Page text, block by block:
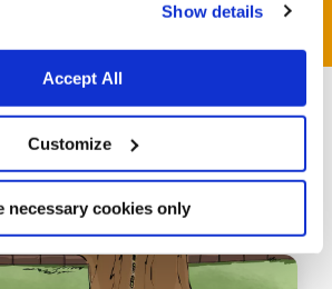
Show details
Accept All
Customize
necessary cookies only
correlati